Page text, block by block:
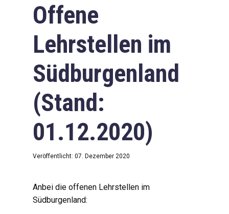
Offene
Lehrstellen im
Südburgenland
(Stand:
01.12.2020)
Veröffentlicht: 07. Dezember 2020
Anbei die offenen Lehrstellen im
Südburgenland: